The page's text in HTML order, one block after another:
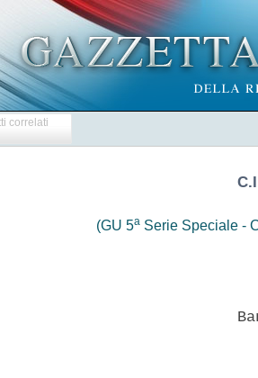
correlati
(GU 5aSerie Speciale -